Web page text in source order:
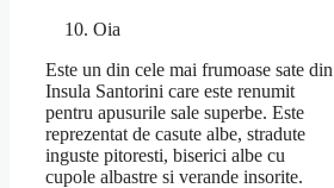
Oia
Este un din cele mai frumoase sate din
Insula Santorini care este renumit
pentru apusurile sale superbe. Este
reprezentat de casute albe, stradute
inguste pitoresti, biserici albe cu
cupole albastre si verande insorite.